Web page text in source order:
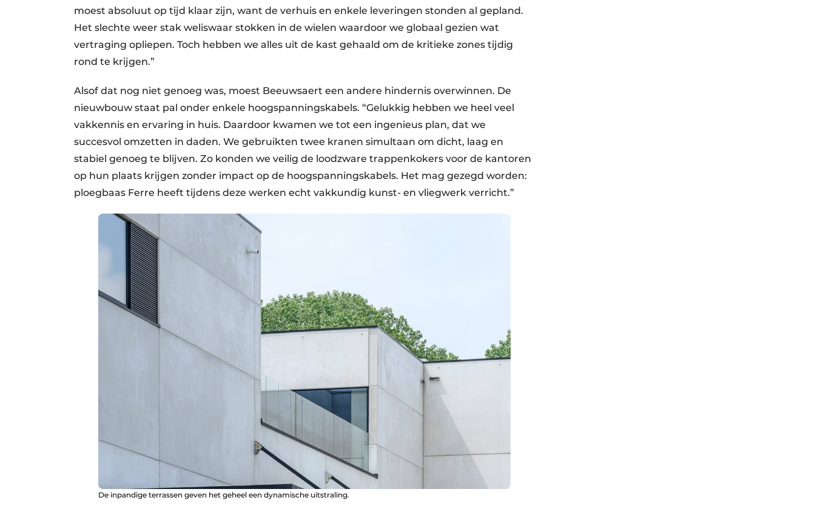
moest absoluut op tijd klaar zijn, want de verhuis en enkele leveringen stonden al gepland.
Het slechte weer stak weliswaar stokken in de wielen waardoor we globaal gezien wat
vertraging opliepen. Toch hebben we alles uit de kast gehaald om de kritieke zones tijdig
rond te krijgen.”
Alsof dat nog niet genoeg was, moest ­Beeuwsaert een andere hindernis overwinnen. De
nieuwbouw staat pal onder enkele hoogspanningskabels. “Gelukkig hebben we heel veel
vakkennis en ervaring in huis. Daardoor kwamen we tot een ingenieus plan, dat we
succesvol omzetten in daden. We gebruikten twee kranen simultaan om dicht, laag en
stabiel genoeg te blijven. Zo konden we veilig de loodzware trappenkokers voor de kantoren
op hun plaats krijgen zonder impact op de hoogspanningskabels. Het mag gezegd worden:
ploegbaas Ferre heeft tijdens deze werken echt vakkundig kunst- en vliegwerk verricht.”
De inpandige terrassen geven het geheel een dynamische uitstraling.